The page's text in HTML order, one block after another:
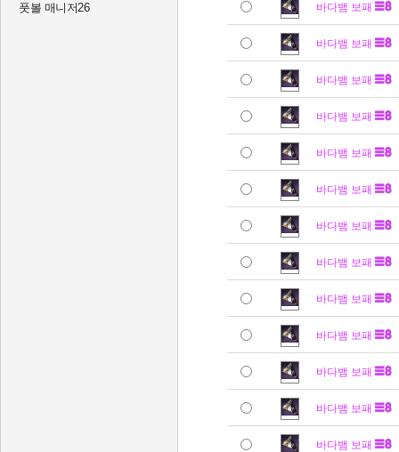
풋볼 매니저26
바다뱀 보패
바다뱀 보패
바다뱀 보패
바다뱀 보패
바다뱀 보패
바다뱀 보패
바다뱀 보패
바다뱀 보패
바다뱀 보패
바다뱀 보패
바다뱀 보패
바다뱀 보패
바다뱀 보패